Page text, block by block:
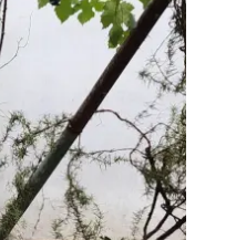
Ново
строителство
Бургас
Проекти ново
строителство